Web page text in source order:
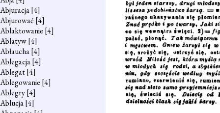
Abjuracja[4]
Abjurować [4]
Ablaktowanie [4]
Ablatyw[4]
Abłaucha[4]
Ablegacja[4]
Ablegat[4]
Ablegowanie [4]
Ablegry[4]
Ablucja[4]